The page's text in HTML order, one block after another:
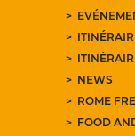
NEWS
ROME
FOOD